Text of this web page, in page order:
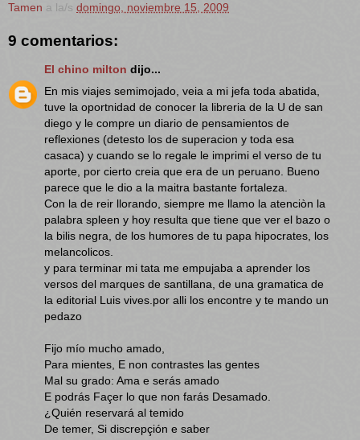
Tamen a la/s domingo, noviembre 15, 2009
9 comentarios:
El chino milton dijo...
En mis viajes semimojado, veia a mi jefa toda abatida,
tuve la oportnidad de conocer la libreria de la U de san
diego y le compre un diario de pensamientos de
reflexiones (detesto los de superacion y toda esa
casaca) y cuando se lo regale le imprimi el verso de tu
aporte, por cierto creia que era de un peruano. Bueno
parece que le dio a la maitra bastante fortaleza.
Con la de reir llorando, siempre me llamo la atenciòn la
palabra spleen y hoy resulta que tiene que ver el bazo o
la bilis negra, de los humores de tu papa hipocrates, los
melancolicos.
y para terminar mi tata me empujaba a aprender los
versos del marques de santillana, de una gramatica de
la editorial Luis vives.por alli los encontre y te mando un
pedazo
Fijo mío mucho amado,
Para mientes, E non contrastes las gentes
Mal su grado: Ama e serás amado
E podrás Façer lo que non farás Desamado.
¿Quién reservará al temido
De temer, Si discrepçión e saber